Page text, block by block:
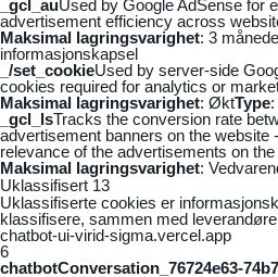
_gcl_auUsed by Google AdSense for
advertisement efficiency across
Maksimal lagringsvarighet: 3
informasjonskapsel
_/set_cookieUsed by server-side
cookies required for analytics or
Maksimal lagringsvarighet: ØktType
_gcl_lsTracks the conversion rate
advertisement banners on the website
relevance of the advertisements on
Maksimal lagringsvarighet:
Uklassifisert 13
Uklassifiserte cookies er
klassifisere, sammen med
chatbot-ui-virid-sigma.vercel.app
6
chatbotConversation_76724e63-